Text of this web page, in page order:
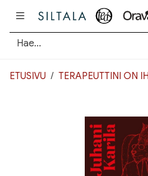
ETUSIVU TERAPEUTTINI ON